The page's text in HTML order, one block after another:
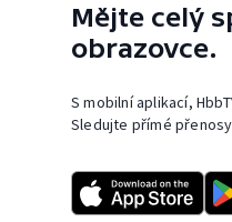
Mějte celý
obrazovce.
S mobilní aplikací,
Sledujte přímé